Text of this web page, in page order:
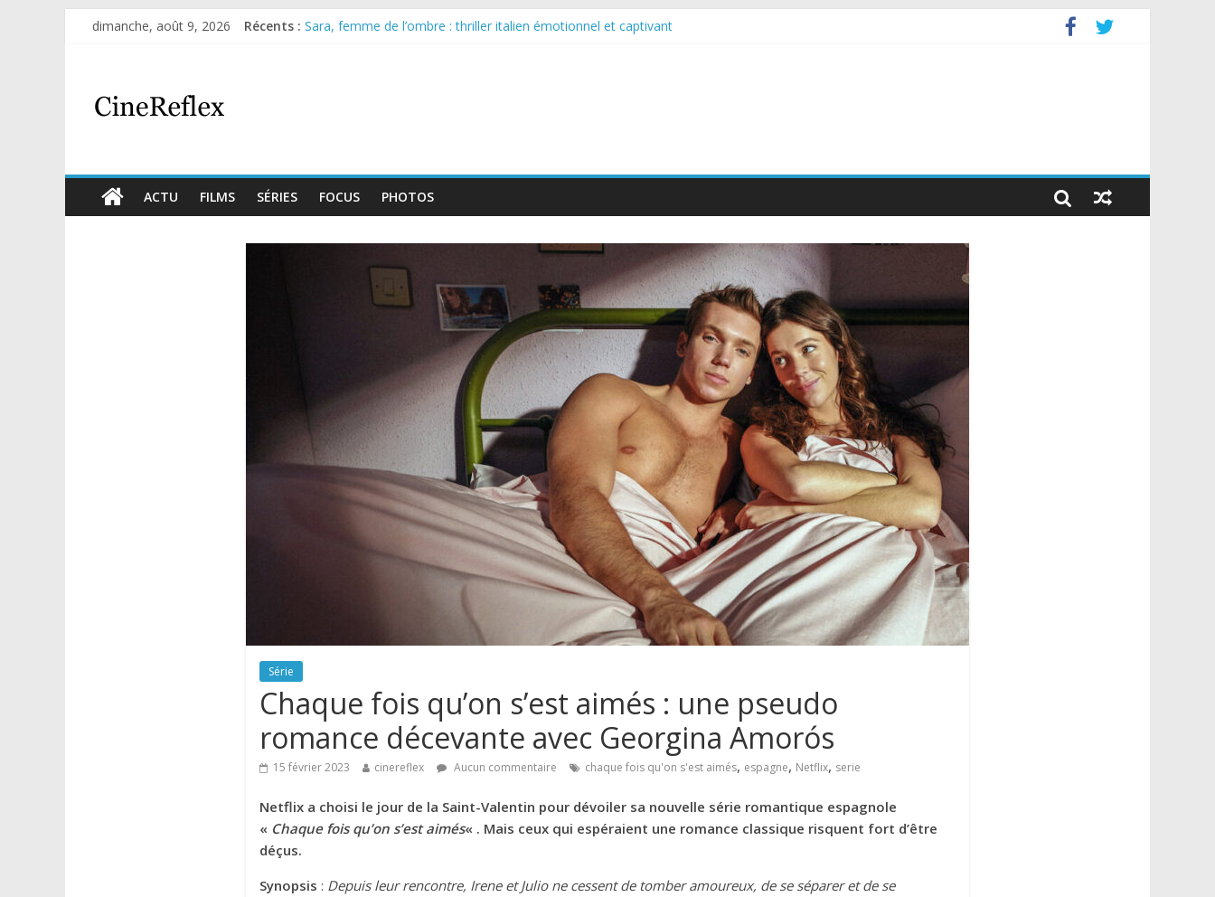
dimanche, août 9, 2026 Récents : Sara, femme de l’ombre : thriller italien émotionnel et captivant
ACTU FILMS SÉRIES FOCUS PHOTOS
Série
Chaque fois qu’on s’est aimés : une pseudo
romance décevante avec Georgina Amorós
15 février 2023 cinereflex Aucun commentaire chaque fois qu'on s'est aimés, espagne, Netflix, serie
Netflix a choisi le jour de la Saint-Valentin pour dévoiler sa nouvelle série romantique espagnole
« Chaque fois qu’on s’est aimés« . Mais ceux qui espéraient une romance classique risquent fort d’être
déçus.
Synopsis : Depuis leur rencontre, Irene et Julio ne cessent de tomber amoureux, de se séparer et de se